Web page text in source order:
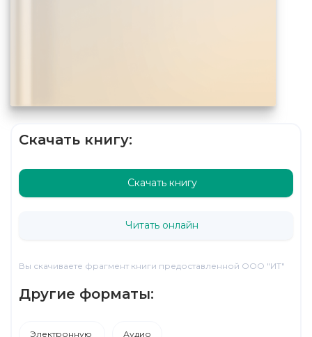
Скачать книгу:
Скачать книгу
Читать онлайн
Вы скачиваете фрагмент книги предоставленной ООО "ИТ"
Другие форматы:
Электронную Аудио